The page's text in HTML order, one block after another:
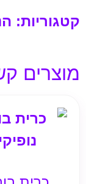
קטגוריות:
מוצרים